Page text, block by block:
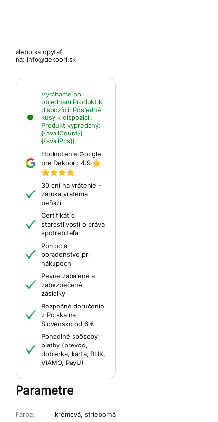
alebo sa opýtať
na: info@dekoori.sk
Vyrábame po
objednaní Produkt k
dispozícii: Posledné
kusy k dispozícii:
Produkt vypredaný:
{{availCount}}
{{availPcs}}
Hodnotenie Google
pre Dekoori: 4.9
30 dní na vrátenie -
záruka vrátenia
peňazí
Certifikát o
starostlivosti o práva
spotrebiteľa
Pomoc a
poradenstvo pri
nákupoch
Pevne zabalené a
zabezpečené
zásielky
Bezpečné doručenie
z Poľska na
Slovensko od 6 €
Pohodlné spôsoby
platby (prevod,
dobierka, karta, BLIK,
VIAMO, PayU)
Parametre
Farba: krémová, strieborná